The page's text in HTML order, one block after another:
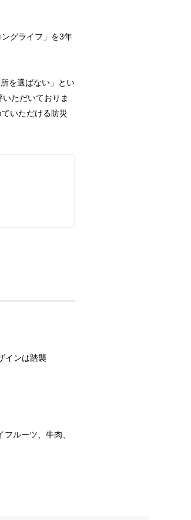
グライフ」を3年
を選ばない」とい
ただいておりま
いただける防災
インは踏襲
ルーツ、牛肉、